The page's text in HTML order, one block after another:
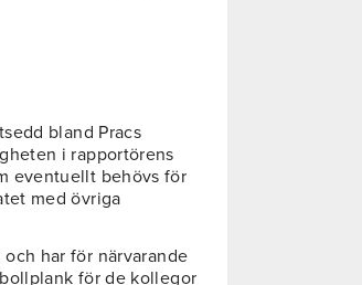
bland Pracs
i rapportörens
eventuellt behövs för
med övriga
har för närvarande
för de kollegor